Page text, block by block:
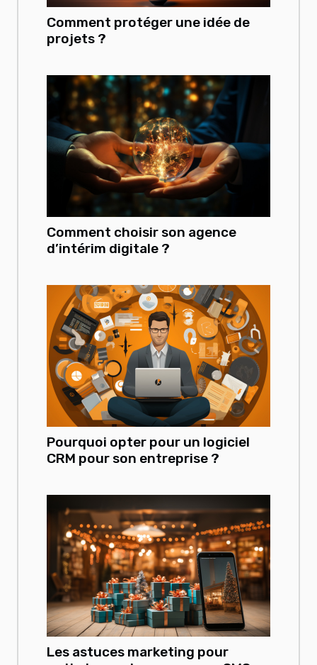
Comment protéger une idée de
projets ?
Comment choisir son agence
d’intérim digitale ?
Pourquoi opter pour un logiciel
CRM pour son entreprise ?
Les astuces marketing pour